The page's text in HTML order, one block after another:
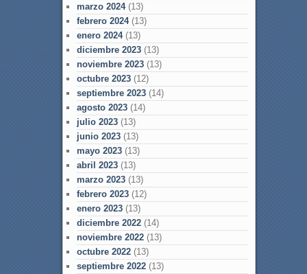
marzo 2024(13)
febrero 2024(13)
enero 2024(13)
diciembre 2023(13)
noviembre 2023(13)
octubre 2023(12)
septiembre 2023(14)
agosto 2023(14)
julio 2023(13)
junio 2023(13)
mayo 2023(13)
abril 2023(13)
marzo 2023(13)
febrero 2023(12)
enero 2023(13)
diciembre 2022(14)
noviembre 2022(13)
octubre 2022(13)
septiembre 2022(13)